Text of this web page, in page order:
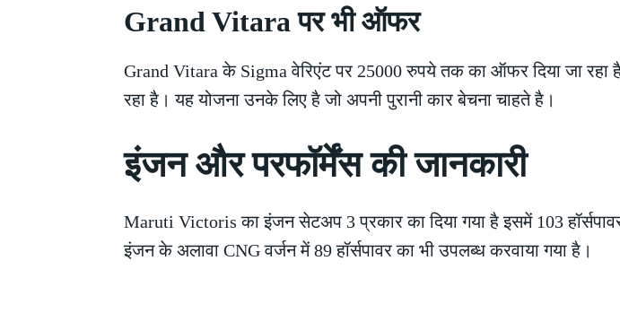
Grand Vitara पर भी ऑफर
Grand Vitara के Sigma वेरिएंट पर 25000 रुपये तक का ऑफर दिया जा रहा
रहा है। यह योजना उनके लिए है जो अपनी पुरानी कार बेचना चाहते है।
इंजन और परफॉर्मेंस की जानकारी
Maruti Victoris का इंजन सेटअप 3 प्रकार का दिया गया है इसमें 103 हॉर्सपावर
इंजन के अलावा CNG वर्जन में 89 हॉर्सपावर का भी उपलब्ध करवाया गया है।